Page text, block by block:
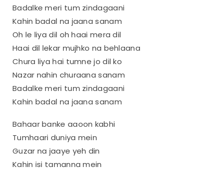
Badalke meri tum zindagaani
Kahin badal na jaana sanam
Oh le liya dil oh haai mera dil
Haai dil lekar mujhko na behlaana
Chura liya hai tumne jo dil ko
Nazar nahin churaana sanam
Badalke meri tum zindagaani
Kahin badal na jaana sanam
Bahaar banke aaoon kabhi
Tumhaari duniya mein
Guzar na jaaye yeh din
Kahin isi tamanna mein